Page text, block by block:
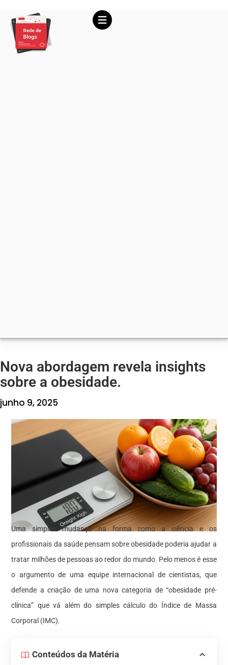
Nova abordagem revela insights
sobre a obesidade.
junho 9, 2025
Uma simples mudança na forma como a ciência e os
profissionais da saúde pensam sobre obesidade poderia ajudar a
tratar milhões de pessoas ao redor do mundo. Pelo menos é esse
o argumento de uma equipe internacional de cientistas, que
defende a criação de uma nova categoria de “obesidade pré-
clínica” que vá além do simples cálculo do Índice de Massa
Corporal (IMC).
Conteúdos da Matéria